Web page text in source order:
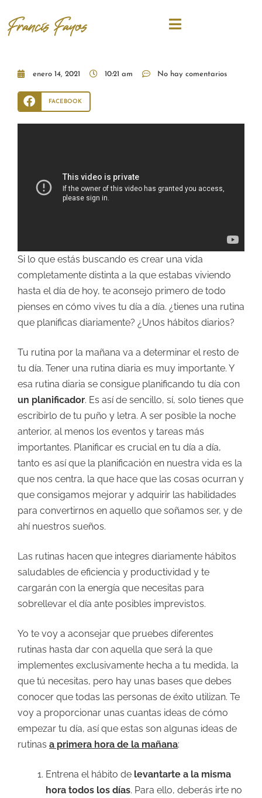
Francis Fayos
enero 14, 2021 10:21 am No hay comentarios
FACEBOOK
Si lo que estás buscando es crear una vida
completamente distinta a la que estabas viviendo
hasta el día de hoy, te aconsejo primero de todo
pienses en cómo vives tu día a día. ¿tienes una rutina
que planificas diariamente? ¿Unos hábitos diarios?
Tu rutina por la mañana va a determinar el resto de
tu día. Tener una rutina diaria es muy importante. Y
esa rutina diaria se consigue planificando tu día con
un planificador. Es así de sencillo, sí, solo tienes que
escribirlo de tu puño y letra. A ser posible la noche
anterior, al menos los eventos y tareas más
importantes. Planificar es crucial en tu día a día,
tanto es así que la planificación en nuestra vida es la
que nos centra, la que hace que las cosas ocurran y
que consigamos mejorar y adquirir las habilidades
para convertirnos en aquello que soñamos ser, y de
ahí nuestros sueños.
Las rutinas hacen que integres diariamente hábitos
saludables de eficiencia y productividad y te
cargarán con la energía que necesitas para
sobrellevar el día ante posibles imprevistos.
Yo te voy a aconsejar que pruebes diferentes
rutinas hasta dar con aquella que será la que
implementes exclusivamente hecha a tu medida, la
que tú necesitas, pero hay unas bases que debes
conocer que todas las personas de éxito utilizan. Te
voy a proporcionar unas cuantas ideas de cómo
empezar tu día, así que estas son algunas ideas de
rutinas a primera hora de la mañana:
Entrena el hábito de levantarte a la misma
hora todos los días. Para ello, deberás irte no